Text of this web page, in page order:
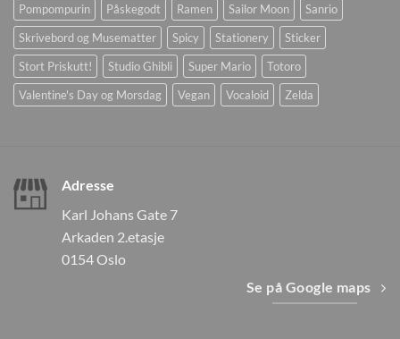
Pompompurin
Påskegodt Ramen Sailor Moon
Sanrio
Skrivebord og Musematter
Spicy Stationery
Sticker
Stort Priskutt!
Studio Ghibli Super Mario
Totoro
Valentine's Day og Morsdag
Vegan Vocaloid Zelda
Adresse
Karl Johans Gate 7
Arkaden 2.etasje
0154 Oslo
Se på Google maps